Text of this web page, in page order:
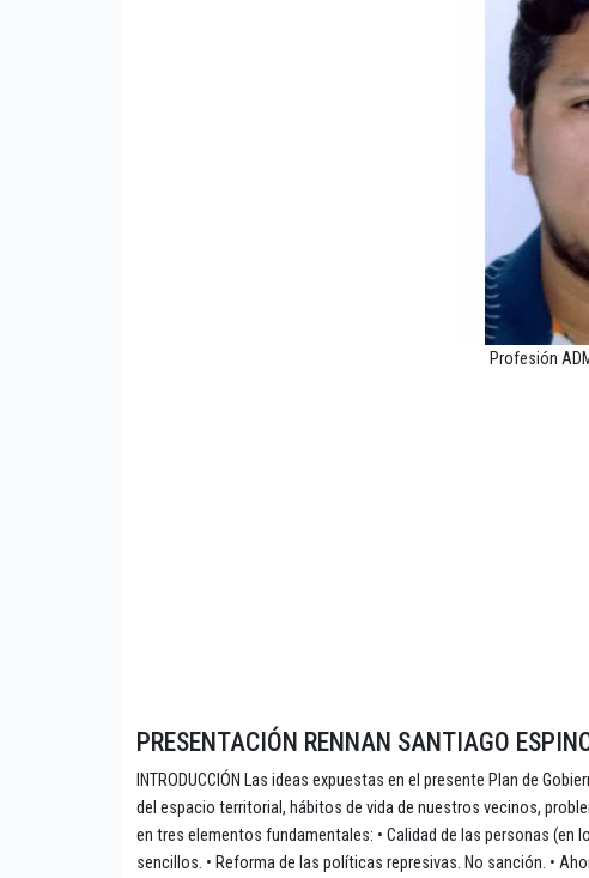
Profesión
PRESENTACIÓN RENNAN SANTIAGO
INTRODUCCIÓN Las ideas expuestas en el presente Plan de
del espacio territorial, hábitos de vida de nuestros vecinos,
en tres elementos fundamentales: • Calidad de las personas
sencillos. • Reforma de las políticas represivas. No sanción. •